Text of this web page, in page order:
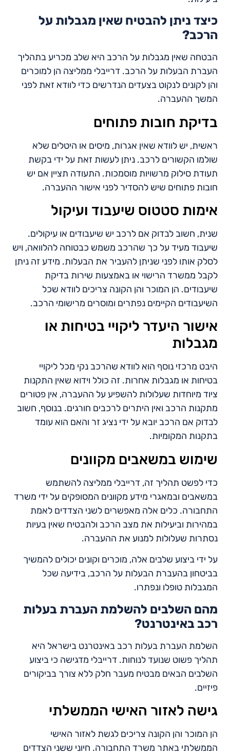
כיצד ניתן להבטיח שאין מגבלות על
הרכב?
הבטחה שאין מגבלות על הרכב היא שלב מכריע בתהליך
העברת הבעלות על הרכב. דרייבלי ממליצה הן למוכרים
והן לקונים לנקוט בצעדים הנדרשים כדי לוודא זאת לפני
המשך ההעברה.
בדיקת חובות פתוחים
ראשית, יש לוודא שאין אגרות, מיסים או היטלים שלא
שולמו הקשורים לרכב. ניתן לעשות זאת על ידי בקשת
תעודת סילוק מרשויות מוסמכות. התעודה תציין אם יש
חובות פתוחים שיש להסדיר לפני אישור ההעברה.
אימות סטטוס שיעבוד ועיקול
שנית, חשוב לבדוק אם לרכב יש שיעבודים או עיקולים.
שיעבוד מעיד על כך שהרכב משמש כבטוחה להלוואה, ויש
לסלק אותו לפני שניתן להעביר את הבעלות. מידע זה ניתן
לקבל ממשרד הרישוי או באמצעות שירות בדיקת
שיעבודים. הן המוכר והן הקונה צריכים לוודא שכל
השיעבודים הקיימים נפתרים ומוסרים מרישומי הרכב.
אישור היעדר ליקויי בטיחות או
מגבלות
היבט מרכזי נוסף הוא לוודא שהרכב נקי מכל ליקויי
בטיחות או מגבלות אחרות. זה כולל וידוא שאין התקנות
ציוד מיוחדות שעלולות להשפיע על ההעברה, אין פטורים
מתקנות הרכב ואין היתרים לרכבים חורגים. בנוסף, חשוב
לבדוק אם הרכב יובא על ידי נציג זר והאם הוא עומד
בתקנות המקומיות.
שימוש במשאבים מקוונים
כדי לפשט תהליך זה, דרייבלי ממליצה להשתמש
במשאבים ובמאגרי מידע מקוונים המסופקים על ידי משרד
התחבורה. כלים אלה מאפשרים לשני הצדדים לאמת
במהירות וביעילות את מצב הרכב ולהבטיח שאין בעיות
נסתרות שעלולות למנוע את ההעברה.
על ידי ביצוע שלבים אלה, מוכרים וקונים יכולים להמשיך
בביטחון בהעברת הבעלות על הרכב, בידיעה שכל
המגבלות טופלו ונפתרו.
מהם השלבים להשלמת העברת בעלות
רכב באינטרנט?
השלמת העברת בעלות רכב באינטרנט בישראל היא
תהליך פשוט שנועד לנוחות. דרייבלי מדגישה כי ביצוע
השלבים הבאים מבטיח מעבר חלק ללא צורך בביקורים
פיזיים.
גישה לאזור האישי הממשלתי
הן המוכר והן הקונה צריכים לגשת לאזור האישי
הממשלתי באתר משרד התחבורה. חיוני ששני הצדדים